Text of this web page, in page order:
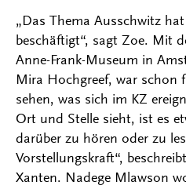
„Das Thema Ausschwitz
beschäftigt“, sagt Zoe. Mit
Anne-Frank-Museum in
Mira Hochgreef, war schon
sehen, was sich im KZ
Ort und Stelle sieht, ist es
darüber zu hören oder zu
Vorstellungskraft“,
Xanten. Nadege Mlawson